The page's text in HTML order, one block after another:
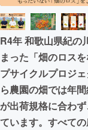
ビジネ
まちづ
CAMPFIRE
R4年 和歌山県紀の
まった「畑のロス
プサイクルプロジ
ら農園の畑では年
が出荷規格に合わ
ています。すべて